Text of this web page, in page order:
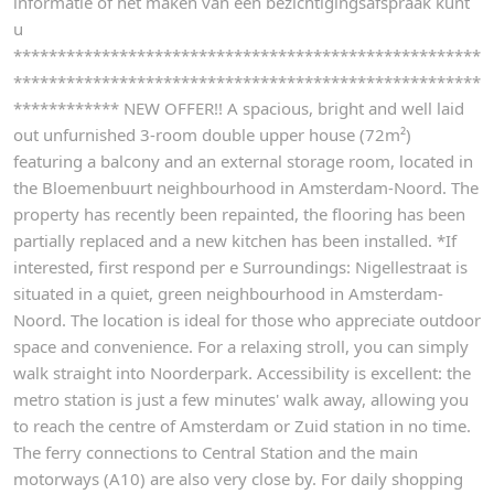
u
*****************************************************
*****************************************************
************ NEW OFFER!! A spacious, bright and well laid
out unfurnished 3-room double upper house (72m²)
featuring a balcony and an external storage room, located in
the Bloemenbuurt neighbourhood in Amsterdam-Noord. The
property has recently been repainted, the flooring has been
partially replaced and a new kitchen has been installed. *If
interested, first respond per e Surroundings: Nigellestraat is
situated in a quiet, green neighbourhood in Amsterdam-
Noord. The location is ideal for those who appreciate outdoor
space and convenience. For a relaxing stroll, you can simply
walk straight into Noorderpark. Accessibility is excellent: the
metro station is just a few minutes' walk away, allowing you
to reach the centre of Amsterdam or Zuid station in no time.
The ferry connections to Central Station and the main
motorways (A10) are also very close by. For daily shopping